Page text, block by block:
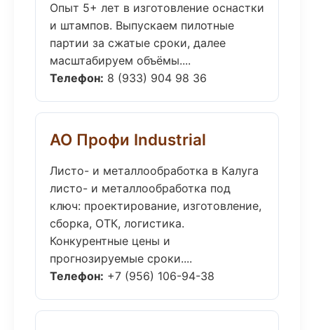
Опыт 5+ лет в изготовление оснастки
и штампов. Выпускаем пилотные
партии за сжатые сроки, далее
масштабируем объёмы....
Телефон: 8 (933) 904 98 36
АО Профи Industrial
Листо- и металлообработка в Калуга
листо- и металлообработка под
ключ: проектирование, изготовление,
сборка, ОТК, логистика.
Конкурентные цены и
прогнозируемые сроки....
Телефон: +7 (956) 106-94-38